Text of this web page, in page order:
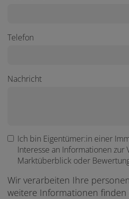
Telefon
Nachricht
Ich bin Eigentümer:in einer
Interesse an Informationen zur
Marktüberblick oder
Wir verarbeiten Ihre
weitere Informationen finden